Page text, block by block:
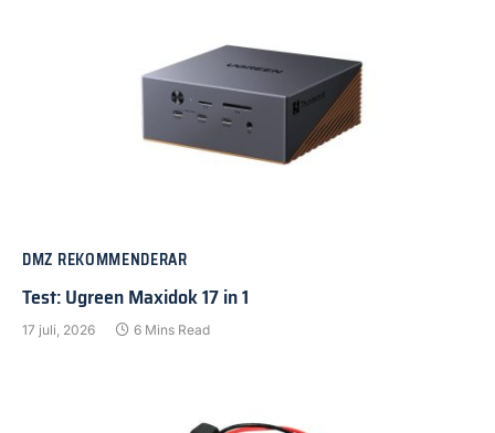
DMZ REKOMMENDERAR
Test: Ugreen Maxidok 17 in 1
17 juli, 2026 6 Mins Read